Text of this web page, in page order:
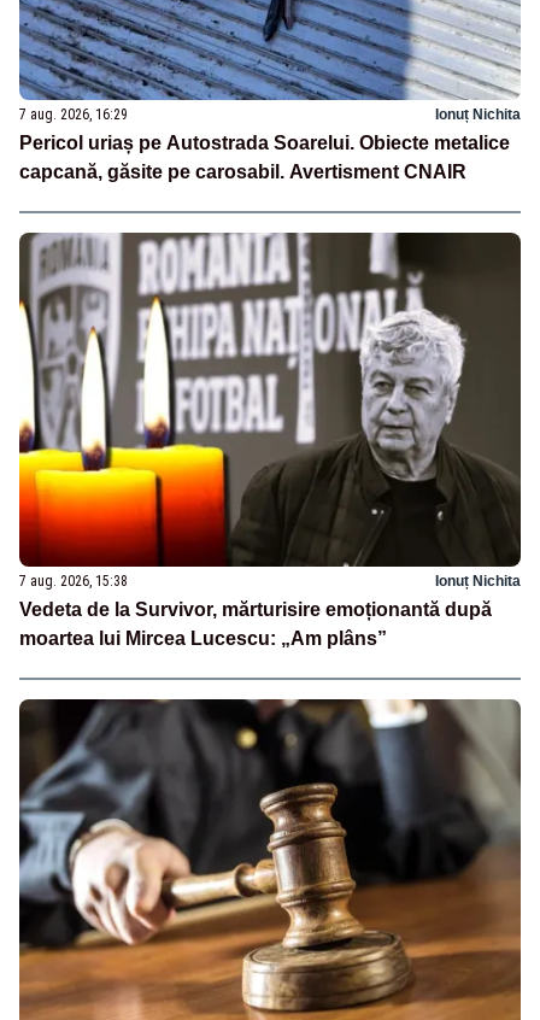
7 aug. 2026, 16:29 Ionuț Nichita
Pericol uriaș pe Autostrada Soarelui. Obiecte metalice
capcană, găsite pe carosabil. Avertisment CNAIR
7 aug. 2026, 15:38 Ionuț Nichita
Vedeta de la Survivor, mărturisire emoționantă după
moartea lui Mircea Lucescu: „Am plâns”